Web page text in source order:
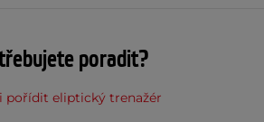
poradit?
pořídit eliptický trenažér